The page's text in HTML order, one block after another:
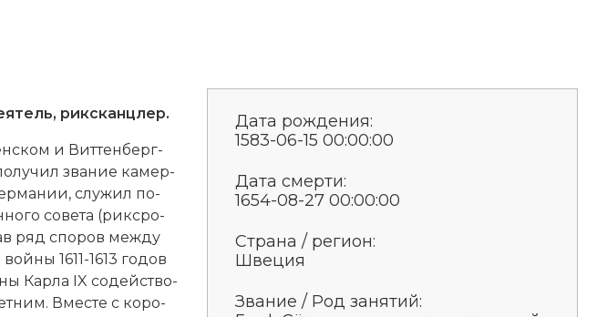
риксканцлер.
и Вит­тен­берг­
зва­ние ка­мер-
слу­жил по­
со­ве­та (рик­сро­
ряд спо­ров ме­ж­ду
1611-1613 годов
Кар­ла IX со­дей­ст­во­
Вме­сте с ко­ро­
Дата рождения:
1583-06-15 00:00:00
Дата смерти:
1654-08-27 00:00:00
Страна / регион:
Швеция
Звание / Род занятий: